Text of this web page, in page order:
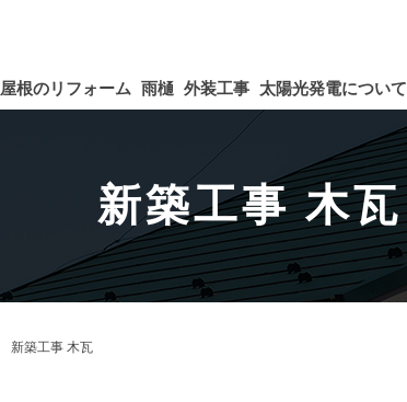
屋根のリフォーム 雨樋 外装工事 太陽光発電について
新築工事 木瓦
新築工事 木瓦